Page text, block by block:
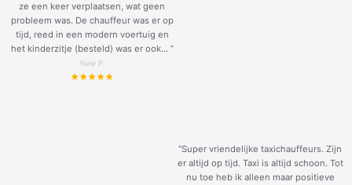
ze een keer verplaatsen, wat geen
probleem was. De chauffeur was er op
tijd, reed in een modern voertuig en
het kinderzitje (besteld) was er ook... ”
Yuriy P.
“Super vriendelijke taxichauffeurs. Zijn
er altijd op tijd. Taxi is altijd schoon. Tot
nu toe heb ik alleen maar positieve